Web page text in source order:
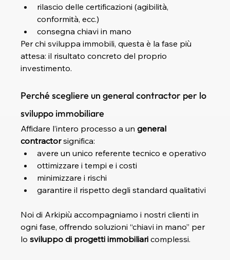
rilascio delle certificazioni (agibilità,
conformità, ecc.)
consegna chiavi in mano
Per chi sviluppa immobili, questa è la fase più
attesa: il risultato concreto del proprio
investimento.
Perché scegliere un general contractor per lo
sviluppo immobiliare
Affidare l’intero processo a un general
contractor significa:
avere un unico referente tecnico e operativo
ottimizzare i tempi e i costi
minimizzare i rischi
garantire il rispetto degli standard qualitativi
Noi di Arkipiù accompagniamo i nostri clienti in
ogni fase, offrendo soluzioni “chiavi in mano” per
lo sviluppo di progetti immobiliari complessi.